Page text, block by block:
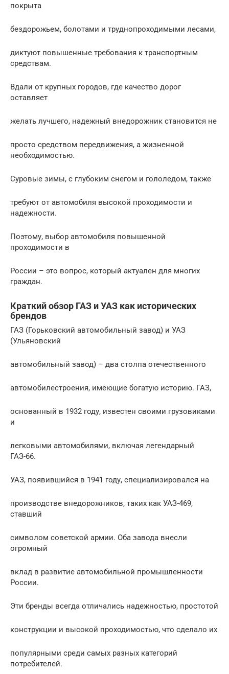
покрыта
бездорожьем, болотами и труднопроходимыми лесами,
диктуют повышенные требования к транспортным
средствам.
Вдали от крупных городов, где качество дорог
оставляет
желать лучшего, надежный внедорожник становится не
просто средством передвижения, а жизненной
необходимостью.
Суровые зимы, с глубоким снегом и гололедом, также
требуют от автомобиля высокой проходимости и
надежности.
Поэтому, выбор автомобиля повышенной
проходимости в
России – это вопрос, который актуален для многих
граждан.
Краткий обзор ГАЗ и УАЗ как исторических
брендов
ГАЗ (Горьковский автомобильный завод) и УАЗ
(Ульяновский
автомобильный завод) – два столпа отечественного
автомобилестроения, имеющие богатую историю. ГАЗ,
основанный в 1932 году, известен своими грузовиками
и
легковыми автомобилями, включая легендарный
ГАЗ-66.
УАЗ, появившийся в 1941 году, специализировался на
производстве внедорожников, таких как УАЗ-469,
ставший
символом советской армии. Оба завода внесли
огромный
вклад в развитие автомобильной промышленности
России.
Эти бренды всегда отличались надежностью, простотой
конструкции и высокой проходимостью, что сделало их
популярными среди самых разных категорий
потребителей.